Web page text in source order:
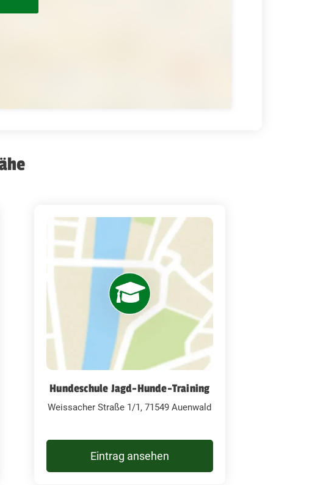
Hundeschule Jagd-Hunde-Training
Weissacher Straße 1/1, 71549 Auenwald
Eintrag ansehen